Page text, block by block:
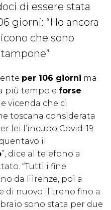
di essere stata
giorni: “Ho ancora
che sono
per 106 giorni ma
più tempo e forse
vicenda che ci
toscana considerata
lei l’incubo Covid-19
il
”, dice al telefono a
“Tutti i fine
da Firenze, poi a
di nuovo il treno fino a
sono stata per due